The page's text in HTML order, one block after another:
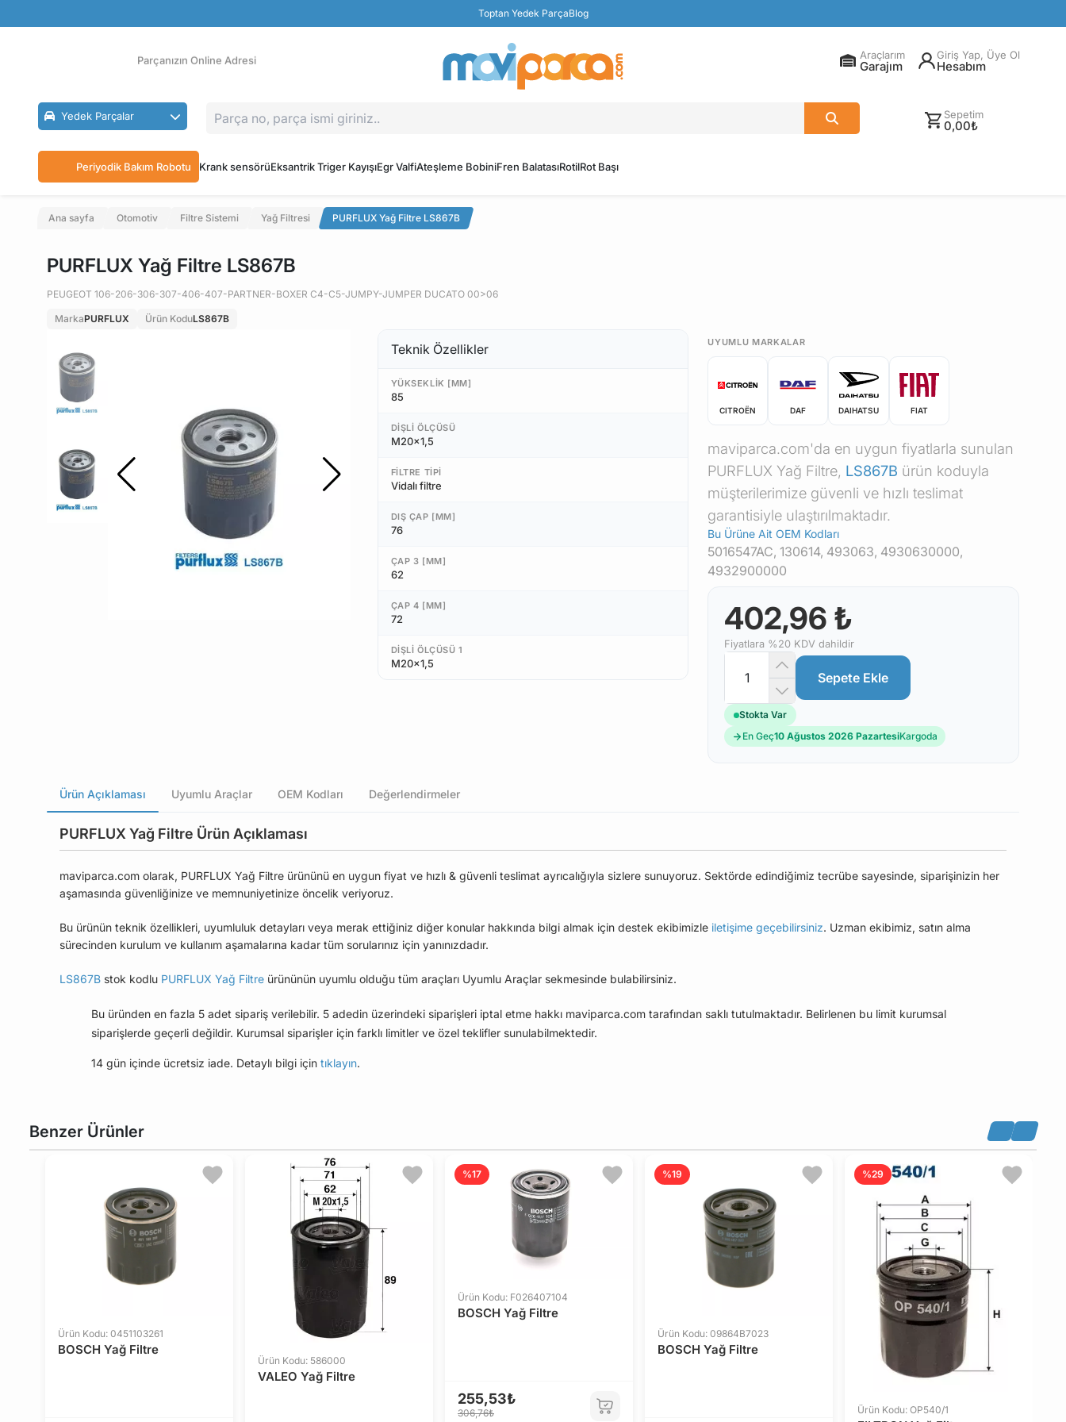
Toptan Yedek ParçaBlog
Ücretsiz İade
Parçanızın Online Adresi Araçlarım
Garajım
Giriş Yap, Üye Ol
Hesabım
Yedek Parçalar Sepetim
0,00₺
Periyodik Bakım Robotu Krank sensörüEksantrik Triger KayışıEgr ValfiAteşleme BobiniFren BalatasıRotilRot Başı
Ana sayfa Otomotiv Filtre Sistemi Yağ Filtresi PURFLUX Yağ Filtre LS867B
PURFLUX Yağ Filtre LS867B
PEUGEOT 106-206-306-307-406-407-PARTNER-BOXER C4-C5-JUMPY-JUMPER DUCATO 00>06
MarkaPURFLUX Ürün KoduLS867B
Teknik Özellikler
YÜKSEKLIK [MM]
85
DIŞLI ÖLÇÜSÜ
M20x1,5
FILTRE TIPI
Vidalı filtre
DIŞ ÇAP [MM]
76
ÇAP 3 [MM]
62
ÇAP 4 [MM]
72
DIŞLI ÖLÇÜSÜ 1
M20x1,5
UYUMLU MARKALAR
CITROËN DAF DAIHATSU FIAT
maviparca.com'da en uygun fiyatlarla sunulan
PURFLUX Yağ Filtre, LS867B ürün koduyla
müşterilerimize güvenli ve hızlı teslimat
garantisiyle ulaştırılmaktadır.
Bu Ürüne Ait OEM Kodları
5016547AC, 130614, 493063, 4930630000,
4932900000
402,96 ₺
Fiyatlara %20 KDV dahildir
Sepete Ekle
Stokta Var
En Geç10 Ağustos 2026 PazartesiKargoda
Ürün Açıklaması Uyumlu Araçlar OEM Kodları Değerlendirmeler
PURFLUX Yağ Filtre Ürün Açıklaması
maviparca.com olarak, PURFLUX Yağ Filtre ürününü en uygun fiyat ve hızlı & güvenli teslimat ayrıcalığıyla sizlere sunuyoruz. Sektörde edindiğimiz tecrübe sayesinde, siparişinizin her
aşamasında güvenliğinize ve memnuniyetinize öncelik veriyoruz.
Bu ürünün teknik özellikleri, uyumluluk detayları veya merak ettiğiniz diğer konular hakkında bilgi almak için destek ekibimizle iletişime geçebilirsiniz. Uzman ekibimiz, satın alma
sürecinden kurulum ve kullanım aşamalarına kadar tüm sorularınız için yanınızdadır.
LS867B stok kodlu PURFLUX Yağ Filtre ürününün uyumlu olduğu tüm araçları Uyumlu Araçlar sekmesinde bulabilirsiniz.
Bu üründen en fazla 5 adet sipariş verilebilir. 5 adedin üzerindeki siparişleri iptal etme hakkı maviparca.com tarafından saklı tutulmaktadır. Belirlenen bu limit kurumsal
siparişlerde geçerli değildir. Kurumsal siparişler için farklı limitler ve özel teklifler sunulabilmektedir.
14 gün içinde ücretsiz iade. Detaylı bilgi için tıklayın.
Benzer Ürünler
Ürün Kodu: 0451103261
BOSCH Yağ Filtre
Ürün Kodu: 586000
VALEO Yağ Filtre
Ürün Kodu: F026407104
BOSCH Yağ Filtre
255,53₺
306,76₺
%17
Ürün Kodu: 09864B7023
BOSCH Yağ Filtre
%19
Ürün Kodu: OP540/1
%29